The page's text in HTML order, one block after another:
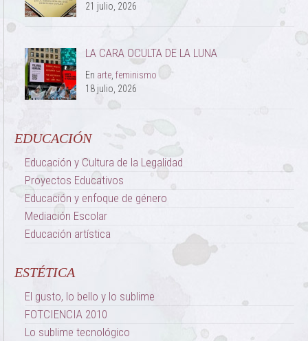
21 julio, 2026
LA CARA OCULTA DE LA LUNA
En arte, feminismo
18 julio, 2026
EDUCACIÓN
Educación y Cultura de la Legalidad
Proyectos Educativos
Educación y enfoque de género
Mediación Escolar
Educación artística
ESTÉTICA
El gusto, lo bello y lo sublime
FOTCIENCIA 2010
Lo sublime tecnológico